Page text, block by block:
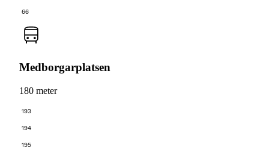
66
Medborgarplatsen
180 meter
193
194
195